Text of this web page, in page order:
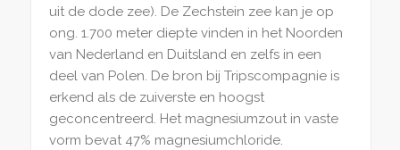
uit de dode zee). De Zechstein zee kan je op
ong. 1.700 meter diepte vinden in het Noorden
van Nederland en Duitsland en zelfs in een
deel van Polen. De bron bij Tripscompagnie is
erkend als de zuiverste en hoogst
geconcentreerd. Het magnesiumzout in vaste
vorm bevat 47% magnesiumchloride.